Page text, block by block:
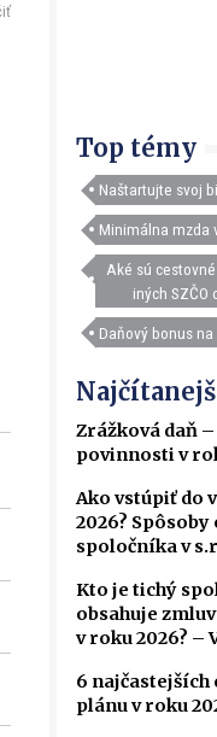
Top témy
Naštartujte svoj
Minimálna mzda
Aké sú
iných SZČO
Daňový bonus
Zrážková daň
povinnosti v
Ako vstúpiť do
2026?
spoločníka v
Kto je tichý
obsahuje
v roku 2026? –
6
plánu v roku